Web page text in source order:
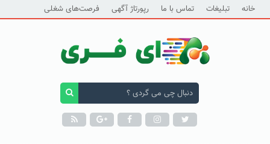
خانه تبلیغات تماس با ما رپورتاژ آگهی فرصت‌های شغلی